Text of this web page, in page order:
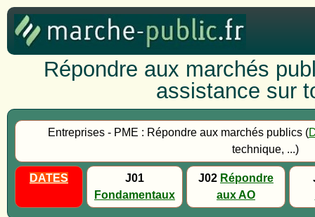
Répondre aux marchés
assistance sur
Entreprises - PME : Répondre aux marchés publics (
technique, ...)
DATES
J01
Fondamentaux
J02 Répondre
aux AO